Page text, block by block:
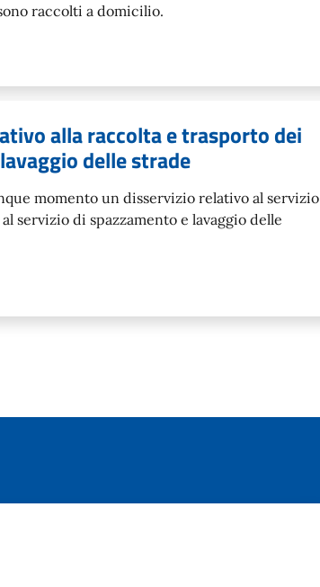
raccolti a domicilio.
alla raccolta e trasporto dei
delle strade
momento un disservizio relativo al servizio
servizio di spazzamento e lavaggio delle